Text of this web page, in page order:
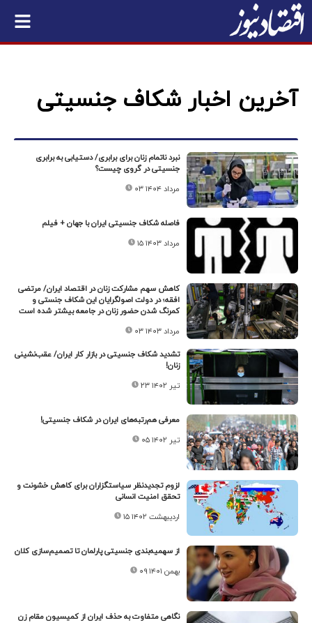
آخرین اخبار شکاف جنسیتی
نبرد ناتمام زنان برای برابری/ دستیابی به برابری
جنسیتی در گروی چیست؟
۰۳ مرداد ۱۴۰۴
فاصله شکاف جنسیتی ایران با جهان + فیلم
۱۵ مرداد ۱۴۰۳
کاهش سهم مشارکت زنان در اقتصاد ایران/ مرتضی
افقه؛ در دولت اصولگرایان این شکاف جنستی و
کمرنگ شدن حضور زنان در جامعه بیشتر شده است
۰۳ مرداد ۱۴۰۳
تشدید شکاف جنسیتی در بازار کار ایران/ عقب‌نشینی
زنان!
۲۳ تیر ۱۴۰۲
معرفی هم‌رتبه‌های ایران در شکاف جنسیتی!
۰۵ تیر ۱۴۰۲
لزوم تجدیدنظر سیاستگزاران برای کاهش خشونت و
تحقق امنیت انسانی
۱۵ اردیبهشت ۱۴۰۲
از سهمیه‌بندی جنسیتی پارلمان تا تصمیم‌سازی کلان
۰۹ بهمن ۱۴۰۱
نگاهی متفاوت به حذف ایران از کمیسیون مقام زن